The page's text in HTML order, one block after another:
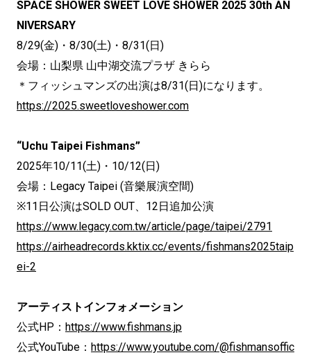
SPACE SHOWER SWEET LOVE SHOWER 2025 30th AN
NIVERSARY
8/29(金)・8/30(土)・8/31(日)
会場：山梨県 山中湖交流プラザ きらら
＊フィッシュマンズの出演は8/31(日)になります。
https://2025.sweetloveshower.com
“Uchu Taipei Fishmans”
2025年10/11(土)・10/12(日)
会場：Legacy Taipei (音樂展演空間)
※11日公演はSOLD OUT、12日追加公演
https://www.legacy.com.tw/article/page/taipei/2791
https://airheadrecords.kktix.cc/events/fishmans2025taip
ei-2
アーティストインフォメーション
公式HP： https://www.fishmans.jp
公式YouTube： https://www.youtube.com/@fishmansoffic